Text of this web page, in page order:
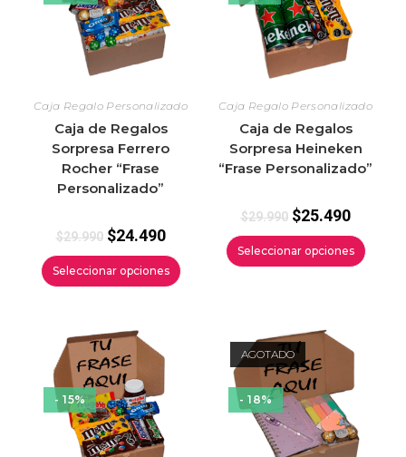
Caja Regalo Personalizado
Caja de Regalos
Sorpresa Ferrero
Rocher “Frase
Personalizado”
$29.990 $24.490
Seleccionar opciones
Caja Regalo Personalizado
Caja de Regalos
Sorpresa Heineken
“Frase Personalizado”
$29.990 $25.490
Seleccionar opciones
- 15%
AGOTADO
- 18%